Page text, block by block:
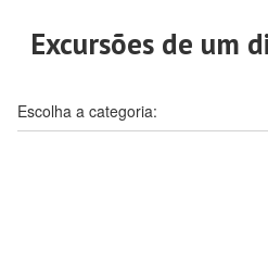
Excursões de um
Escolha a categoria: